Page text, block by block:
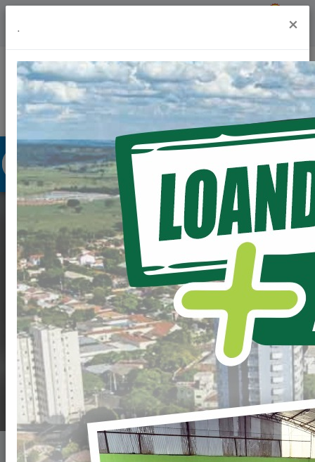
LOANDA RECEBE
QUASE R$ 20
MILHÕES EM
INVESTIMENTOS
FEDERAIS
Home Notícias
. ×